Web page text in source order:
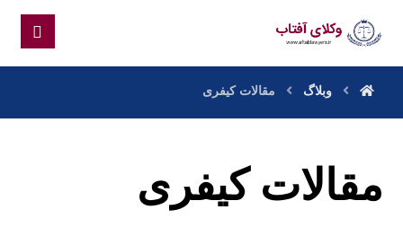
وبلاگ مقالات کیفری
مقالات کیفری